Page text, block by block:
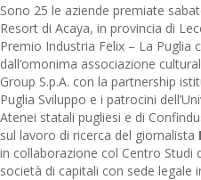
Sono 25 le aziende premiate
Resort di Acaya, in provincia di
Premio Industria Felix – La Puglia
dall’omonima associazione
Group S.p.A. con la partnership
Puglia Sviluppo e i patrocini
Atenei statali pugliesi e di
sul lavoro di ricerca del giornalista
in collaborazione col Centro Studi
società di capitali con sede legale